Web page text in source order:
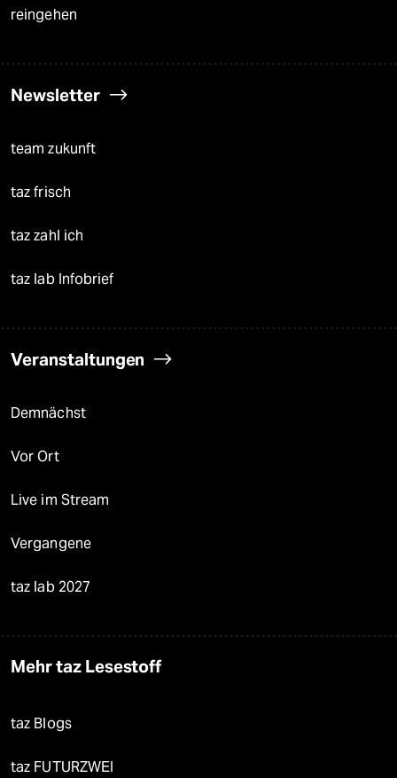
reingehen
Newsletter
team zukunft
taz frisch
taz zahl ich
taz lab Infobrief
Veranstaltungen
Demnächst
Vor Ort
Live im Stream
Vergangene
taz lab 2027
Mehr taz Lesestoff
taz Blogs
taz FUTURZWEI